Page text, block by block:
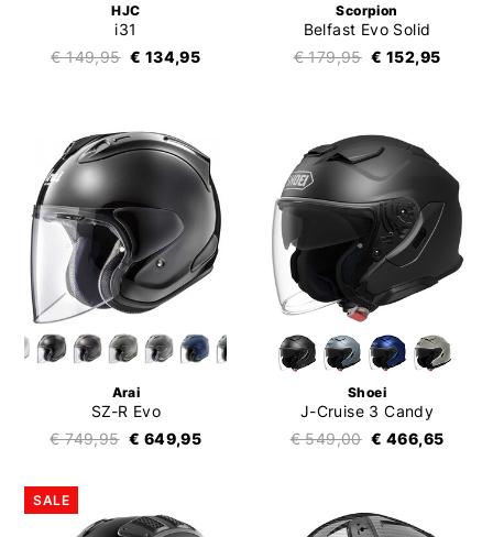
HJC
i31
€ 149,95 € 134,95
Scorpion
Belfast Evo Solid
€ 179,95 € 152,95
Arai
SZ-R Evo
€ 749,95 € 649,95
Shoei
J-Cruise 3 Candy
€ 549,00 € 466,65
SALE